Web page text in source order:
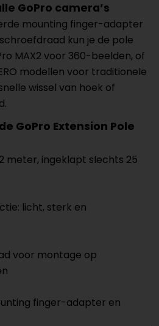
GoPro camera’s
mounting finger-adapter
kun je de pole
MAX2 voor 360-beelden, of
modellen voor traditionele
wissel van hoek of
GoPro Extension Pole
meter, ingeklapt slechts 25
licht, sterk en
voor montage op
finger-adapter en